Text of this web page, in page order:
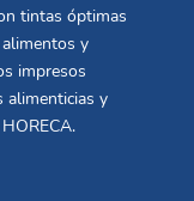
tintas óptimas
y
impresos
alimenticias y